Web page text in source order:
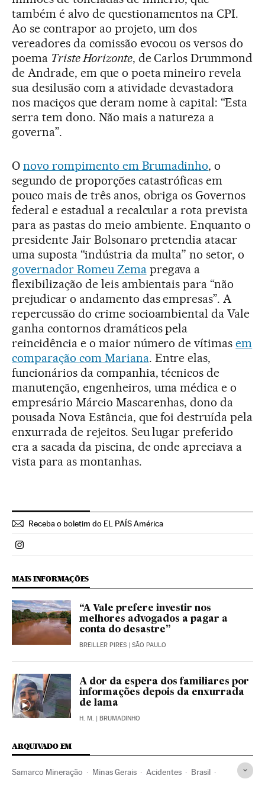
também é alvo de questionamentos na CPI.
Ao se contrapor ao projeto, um dos
vereadores da comissão evocou os versos do
poema Triste Horizonte, de Carlos Drummond
de Andrade, em que o poeta mineiro revela
sua desilusão com a atividade devastadora
nos maciços que deram nome à capital: “Esta
serra tem dono. Não mais a natureza a
governa”.
O novo rompimento em Brumadinho, o
segundo de proporções catastróficas em
pouco mais de três anos, obriga os Governos
federal e estadual a recalcular a rota prevista
para as pastas do meio ambiente. Enquanto o
presidente Jair Bolsonaro pretendia atacar
uma suposta “indústria da multa” no setor, o
governador Romeu Zemapregava a
flexibilização de leis ambientais para “não
prejudicar o andamento das empresas”. A
repercussão do crime socioambiental da Vale
ganha contornos dramáticos pela
reincidência e o maior número de vítimasem
comparação com Mariana. Entre elas,
funcionários da companhia, técnicos de
manutenção, engenheiros, uma médica e o
empresário Márcio Mascarenhas, dono da
pousada Nova Estância, que foi destruída pela
enxurrada de rejeitos. Seu lugar preferido
era a sacada da piscina, de onde apreciava a
vista para as montanhas.
Receba o boletim do EL PAÍS América
Politica El País Brasil en Instagram
MAIS INFORMAÇÕES
“A Vale prefere investir nos
melhores advogados a pagar a
conta do desastre”
BREILLER PIRES | SÃO PAULO
A dor da espera dos familiares por
informações depois da enxurrada
de lama
H. M. | BRUMADINHO
ARQUIVADO EM
Samarco Mineração Minas Gerais Acidentes Brasil